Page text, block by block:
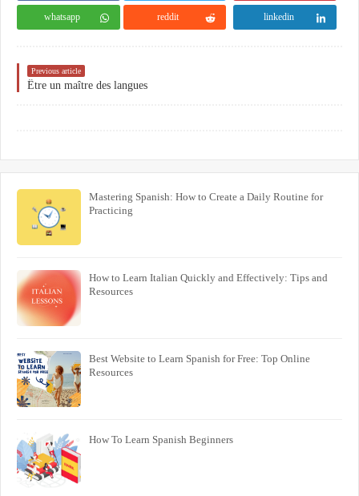
whatsapp reddit linkedin
Previous article
Être un maître des langues
Mastering Spanish: How to Create a Daily Routine for
Practicing
How to Learn Italian Quickly and Effectively: Tips and
Resources
Best Website to Learn Spanish for Free: Top Online
Resources
How To Learn Spanish Beginners